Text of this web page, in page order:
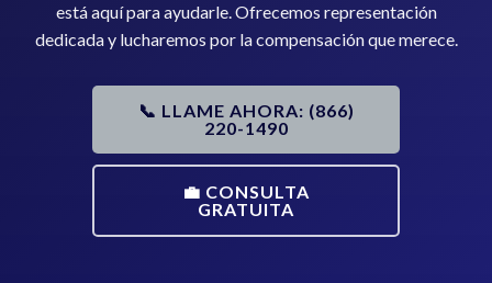
está aquí para ayudarle. Ofrecemos representación
dedicada y lucharemos por la compensación que merece.
📞 LLAME AHORA: (866)
220-1490
💼 CONSULTA
GRATUITA